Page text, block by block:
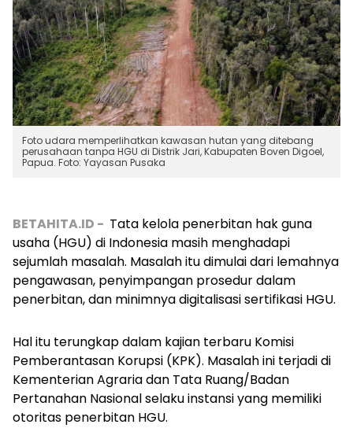
Foto udara memperlihatkan kawasan hutan yang ditebang
perusahaan tanpa HGU di Distrik Jari, Kabupaten Boven Digoel,
Papua. Foto: Yayasan Pusaka
BETAHITA.ID - Tata kelola penerbitan hak guna
usaha (HGU) di Indonesia masih menghadapi
sejumlah masalah. Masalah itu dimulai dari lemahnya
pengawasan, penyimpangan prosedur dalam
penerbitan, dan minimnya digitalisasi sertifikasi HGU.
Hal itu terungkap dalam kajian terbaru Komisi
Pemberantasan Korupsi (KPK). Masalah ini terjadi di
Kementerian Agraria dan Tata Ruang/Badan
Pertanahan Nasional selaku instansi yang memiliki
otoritas penerbitan HGU.